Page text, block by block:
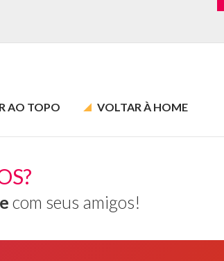
AO TOPO VOLTAR À HOME
com seus amigos!